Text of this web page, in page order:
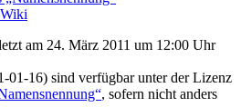
am 24. März 2011 um 12:00 Uhr
01-16) sind verfügbar unter der Lizenz
, sofern nicht anders